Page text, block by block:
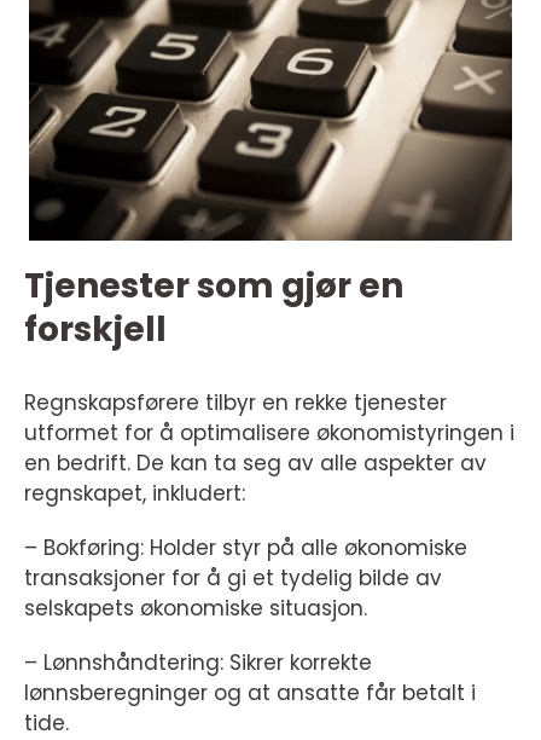
Tjenester som gjør en
forskjell
Regnskapsførere tilbyr en rekke tjenester
utformet for å optimalisere økonomistyringen i
en bedrift. De kan ta seg av alle aspekter av
regnskapet, inkludert:
– Bokføring: Holder styr på alle økonomiske
transaksjoner for å gi et tydelig bilde av
selskapets økonomiske situasjon.
– Lønnshåndtering: Sikrer korrekte
lønnsberegninger og at ansatte får betalt i
tide.